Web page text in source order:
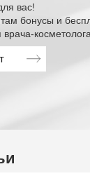
ваc!
бонусы и
врача-косметолога.